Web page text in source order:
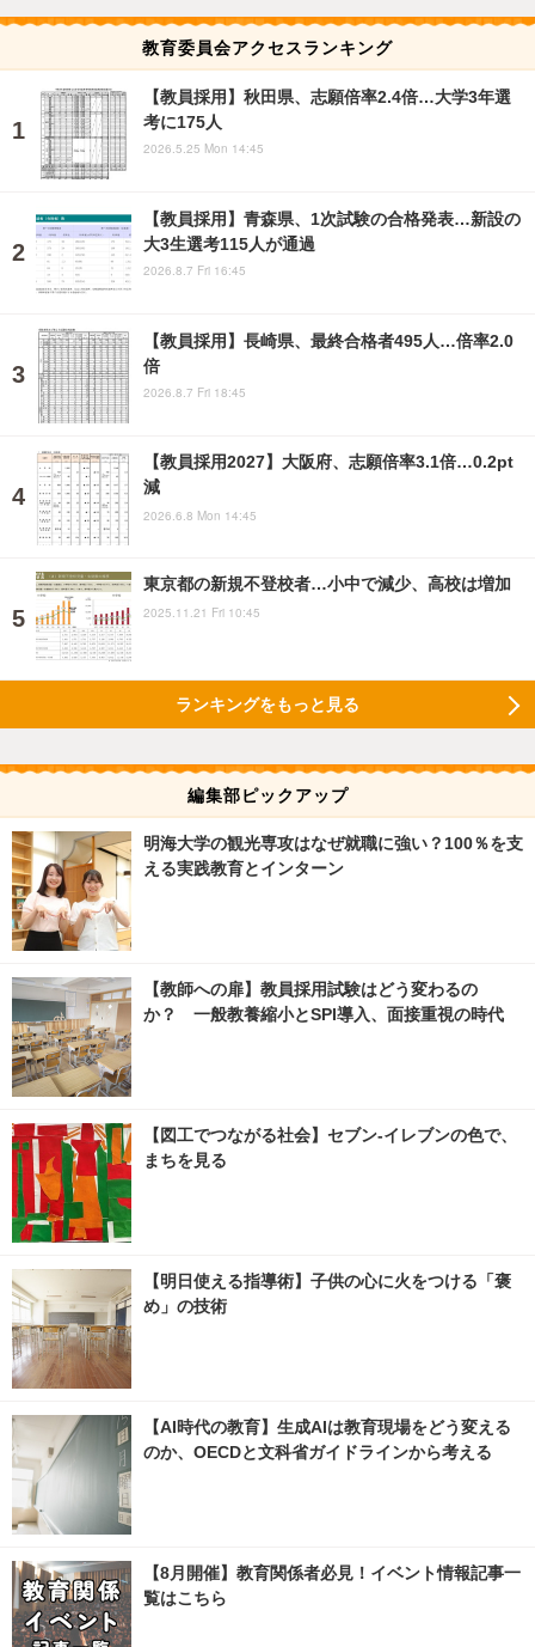
教育委員会アクセスランキング
【教員採用】秋田県、志願倍率2.4倍…大学3年選
考に175人
2026.5.25 Mon 14:45
【教員採用】青森県、1次試験の合格発表…新設の
大3生選考115人が通過
2026.8.7 Fri 16:45
【教員採用】長崎県、最終合格者495人…倍率2.0
倍
2026.8.7 Fri 18:45
【教員採用2027】大阪府、志願倍率3.1倍…0.2pt
減
2026.6.8 Mon 14:45
東京都の新規不登校者…小中で減少、高校は増加
2025.11.21 Fri 10:45
ランキングをもっと見る
編集部ピックアップ
明海大学の観光専攻はなぜ就職に強い？100％を支
える実践教育とインターン
【教師への扉】教員採用試験はどう変わるの
か？ 一般教養縮小とSPI導入、面接重視の時代
【図工でつながる社会】セブン‐イレブンの色で、
まちを見る
【明日使える指導術】子供の心に火をつける「褒
め」の技術
【AI時代の教育】生成AIは教育現場をどう変える
のか、OECDと文科省ガイドラインから考える
【8月開催】教育関係者必見！イベント情報記事一
覧はこちら